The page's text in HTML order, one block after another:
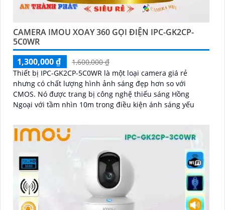
CAMERA IMOU XOAY 360 GỌI ĐIỆN IPC-GK2CP-
5C0WR
1,300,000 ₫
1,600,000 ₫
Thiết bị IPC-GK2CP-5C0WR là một loại camera giá rẻ
nhưng có chất lượng hình ảnh sáng đẹp hơn so với
CMOS. Nó được trang bị công nghệ thiếu sáng Hồng
Ngoại với tầm nhìn 10m trong điều kiện ánh sáng yếu